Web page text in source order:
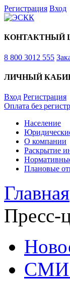
Регистрация Вход
КОНТАКТНЫЙ
8 800 3012 555
ЛИЧНЫЙ
Вход Регистрация
Оплата без
Население
О компании
Раскрытие
Плановые
Главная
Пресс-
СМИ